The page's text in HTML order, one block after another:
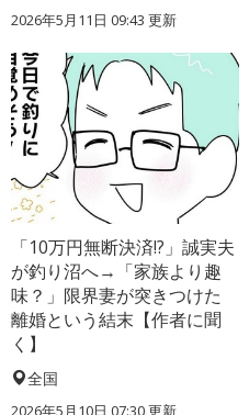
2026年5月11日 09:43 更新
「10万円無断決済!?」誠実夫
が釣り沼へ→「家族より趣
味？」限界妻が突きつけた
離婚という結末【作者に聞
く】
全国
2026年5月10日 07:30 更新